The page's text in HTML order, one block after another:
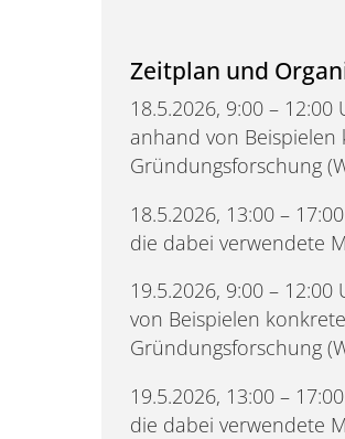
Zeitplan und
18.5.2026, 9:00 –
anhand von
Gründungsforschung
18.5.2026, 13:00 –
die dabei verwendete
19.5.2026, 9:00 –
von Beispielen
Gründungsforschung
19.5.2026, 13:00 –
die dabei verwendete